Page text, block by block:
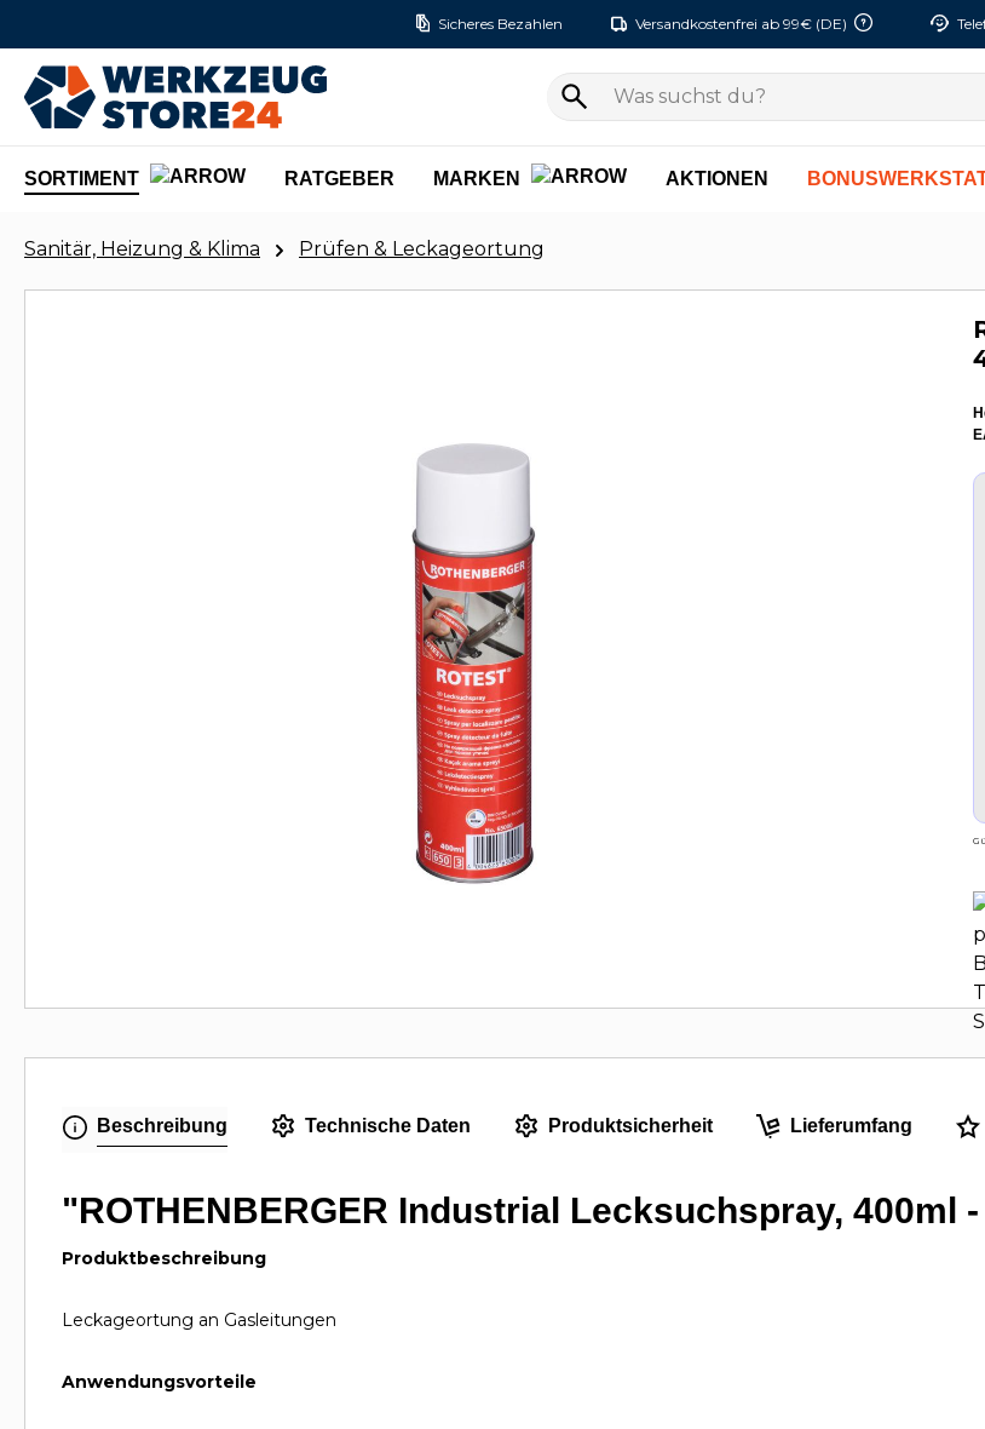
Sicheres Bezahlen Versandkostenfrei ab 99€ (DE)
SORTIMENT RATGEBER MARKEN AKTIONEN
Sanitär, Heizung & Klima Prüfen & Leckageortung
Beschreibung Technische Daten Produktsicherheit Lieferumfang
"ROTHENBERGER Industrial Lecksuchspray, 400ml
Produktbeschreibung
Leckageortung an Gasleitungen
Anwendungsvorteile